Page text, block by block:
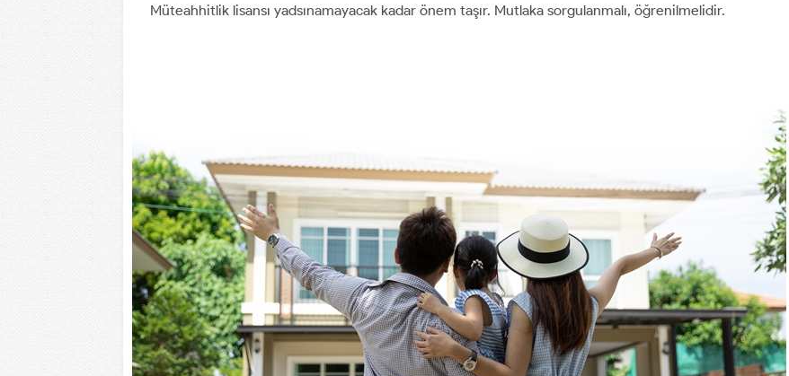
Müteahhitlik lisansı yadsınamayacak kadar önem taşır. Mutlaka sorgulanmalı, öğrenilmelidir.